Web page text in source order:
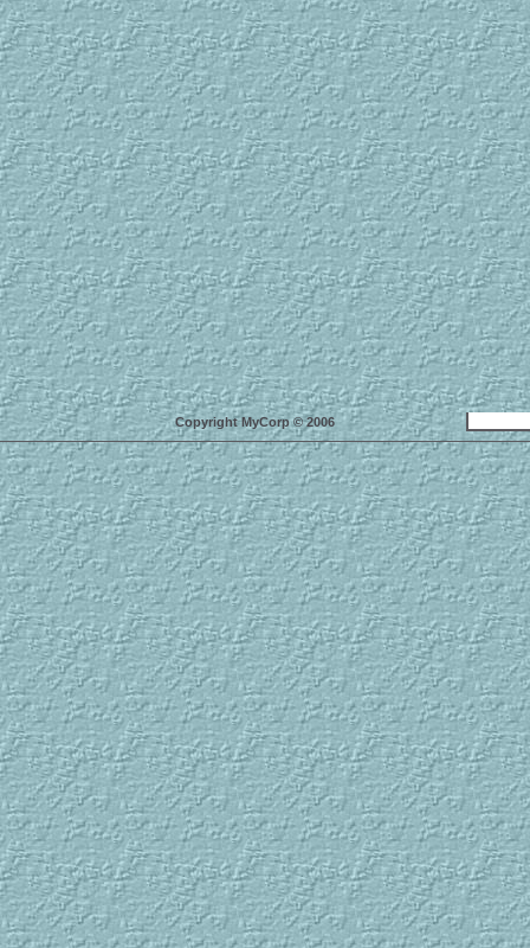
Copyright MyCorp © 2006